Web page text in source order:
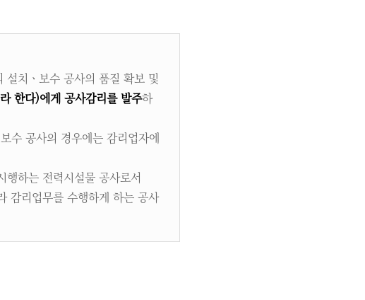
치ㆍ보수 공사의 품질 확보 및
한다)에게 공사감리를 발주하
수 공사의 경우에는 감리업자에
하는 전력시설물 공사로서
감리업무를 수행하게 하는 공사